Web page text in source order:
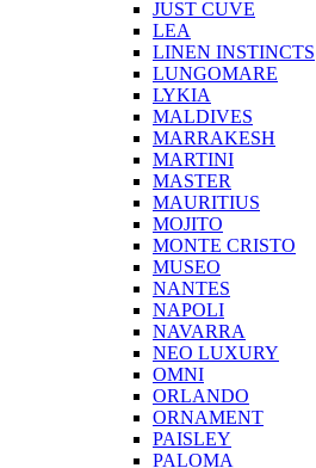
JUST CUVE
LEA
LINEN INSTINCTS
LUNGOMARE
LYKIA
MALDIVES
MARRAKESH
MARTINI
MASTER
MAURITIUS
MOJITO
MONTE CRISTO
MUSEO
NANTES
NAPOLI
NAVARRA
NEO LUXURY
OMNI
ORLANDO
ORNAMENT
PAISLEY
PALOMA